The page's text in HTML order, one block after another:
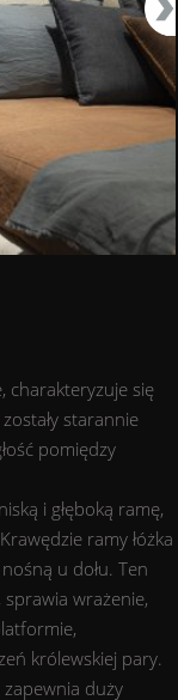
charakteryzuje się
starannie
pomiędzy
i głęboką ramę,
ramy łóżka
u dołu. Ten
sprawia wrażenie,
królewskiej pary.
duży